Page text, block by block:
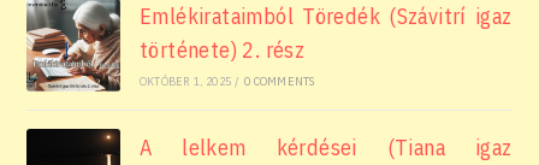
Emlékirataimból Töredék (Szávitrí igaz
története) 2. rész
OKTÓBER 1, 2025 / 0 COMMENTS
A lelkem kérdései (Tiana igaz